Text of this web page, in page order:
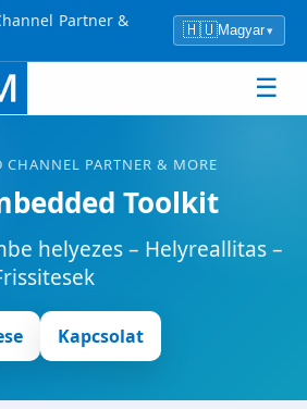
Partner &
🇭🇺Magyar▾
☰
CHANNEL PARTNER & MORE
Toolkit
helyezes – Helyreallitas –
Kapcsolat